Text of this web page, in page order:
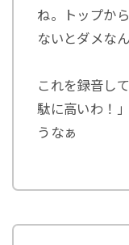
ね。トップか
ないとダメな
これを録音し
駄に高いわ！
うなぁ